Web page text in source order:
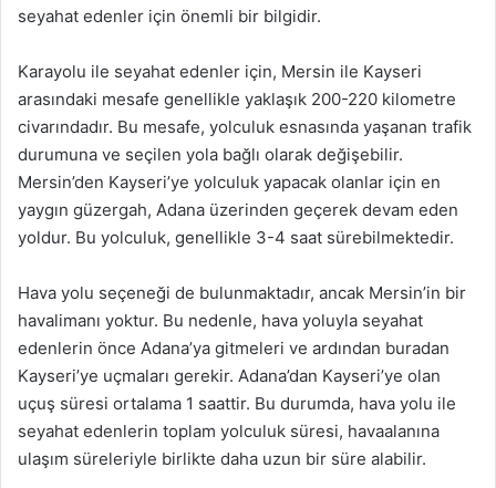
seyahat edenler için önemli bir bilgidir.
Karayolu ile seyahat edenler için, Mersin ile Kayseri
arasındaki mesafe genellikle yaklaşık 200-220 kilometre
civarındadır. Bu mesafe, yolculuk esnasında yaşanan trafik
durumuna ve seçilen yola bağlı olarak değişebilir.
Mersin’den Kayseri’ye yolculuk yapacak olanlar için en
yaygın güzergah, Adana üzerinden geçerek devam eden
yoldur. Bu yolculuk, genellikle 3-4 saat sürebilmektedir.
Hava yolu seçeneği de bulunmaktadır, ancak Mersin’in bir
havalimanı yoktur. Bu nedenle, hava yoluyla seyahat
edenlerin önce Adana’ya gitmeleri ve ardından buradan
Kayseri’ye uçmaları gerekir. Adana’dan Kayseri’ye olan
uçuş süresi ortalama 1 saattir. Bu durumda, hava yolu ile
seyahat edenlerin toplam yolculuk süresi, havaalanına
ulaşım süreleriyle birlikte daha uzun bir süre alabilir.